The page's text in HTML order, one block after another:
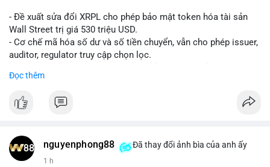
- Đề xuất sửa đổi XRPL cho phép bảo mật token hóa tài sản
Wall Street trị giá 530 triệu USD.
- Cơ chế mã hóa số dư và số tiền chuyển, vẫn cho phép issuer,
auditor, regulator truy cập chọn lọc.
tài chính.
chức tài chính.
$xrp
Đọc thêm
nguyenphong88 Đã thay đổi ảnh bìa của anh ấy
1 h